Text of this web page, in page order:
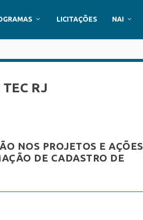
LICITAÇÕES NAI
RJ
NOS PROJETOS E AÇÕES
DE CADASTRO DE